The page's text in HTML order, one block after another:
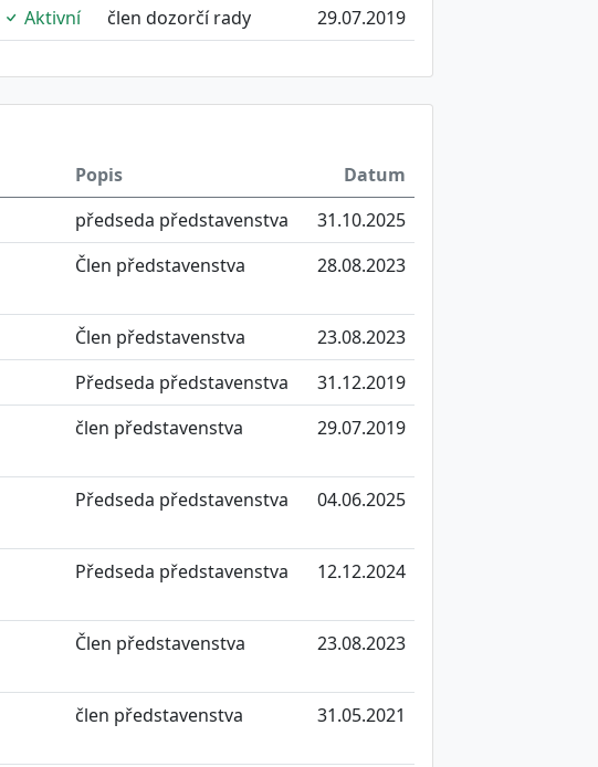
Aktivní člen dozorčí rady 29.07.2019
Popis
Datum
předseda představenstva
31.10.2025
Člen představenstva 28.08.2023
Člen představenstva
23.08.2023
Předseda představenstva
31.12.2019
člen představenstva 29.07.2019
Předseda představenstva 04.06.2025
Předseda představenstva 12.12.2024
Člen představenstva 23.08.2023
člen představenstva 31.05.2021